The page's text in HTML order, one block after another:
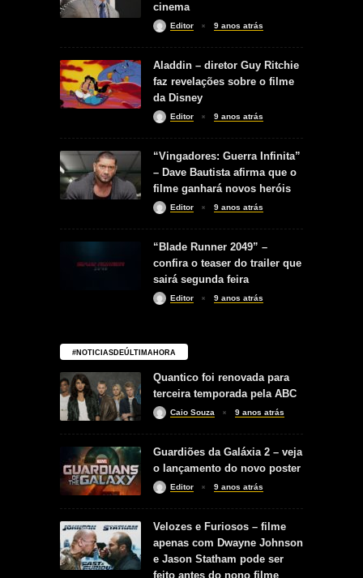
cinema
Editor 9 anos atrás
Aladdin – diretor Guy Ritchie
faz revelações sobre o filme
da Disney
Editor 9 anos atrás
“Vingadores: Guerra Infinita”
– Dave Bautista afirma que o
filme ganhará novos heróis
Editor 9 anos atrás
“Blade Runner 2049” –
confira o teaser do trailer que
sairá segunda feira
Editor 9 anos atrás
#NOTICIASDEÚLTIMAHORA
Quantico foi renovada para
terceira temporada pela ABC
Caio Souza 9 anos atrás
Guardiões da Galáxia 2 – veja
o lançamento do novo poster
Editor 9 anos atrás
Velozes e Furiosos – filme
apenas com Dwayne Johnson
e Jason Statham pode ser
feito antes do nono filme